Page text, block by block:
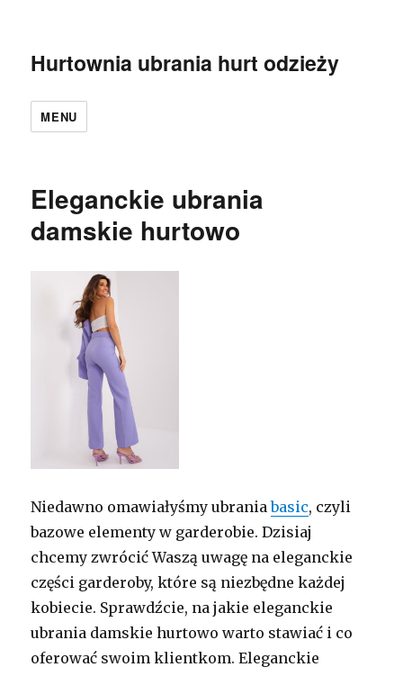
Hurtownia ubrania hurt odzieży
MENU
Eleganckie ubrania
damskie hurtowo
Niedawno omawiałyśmy ubraniabasic, czyli
bazowe elementy w garderobie. Dzisiaj
chcemy zwrócić Waszą uwagę na eleganckie
części garderoby, które są niezbędne każdej
kobiecie. Sprawdźcie, na jakie eleganckie
ubrania damskie hurtowo warto stawiać i co
oferować swoim klientkom. Eleganckie